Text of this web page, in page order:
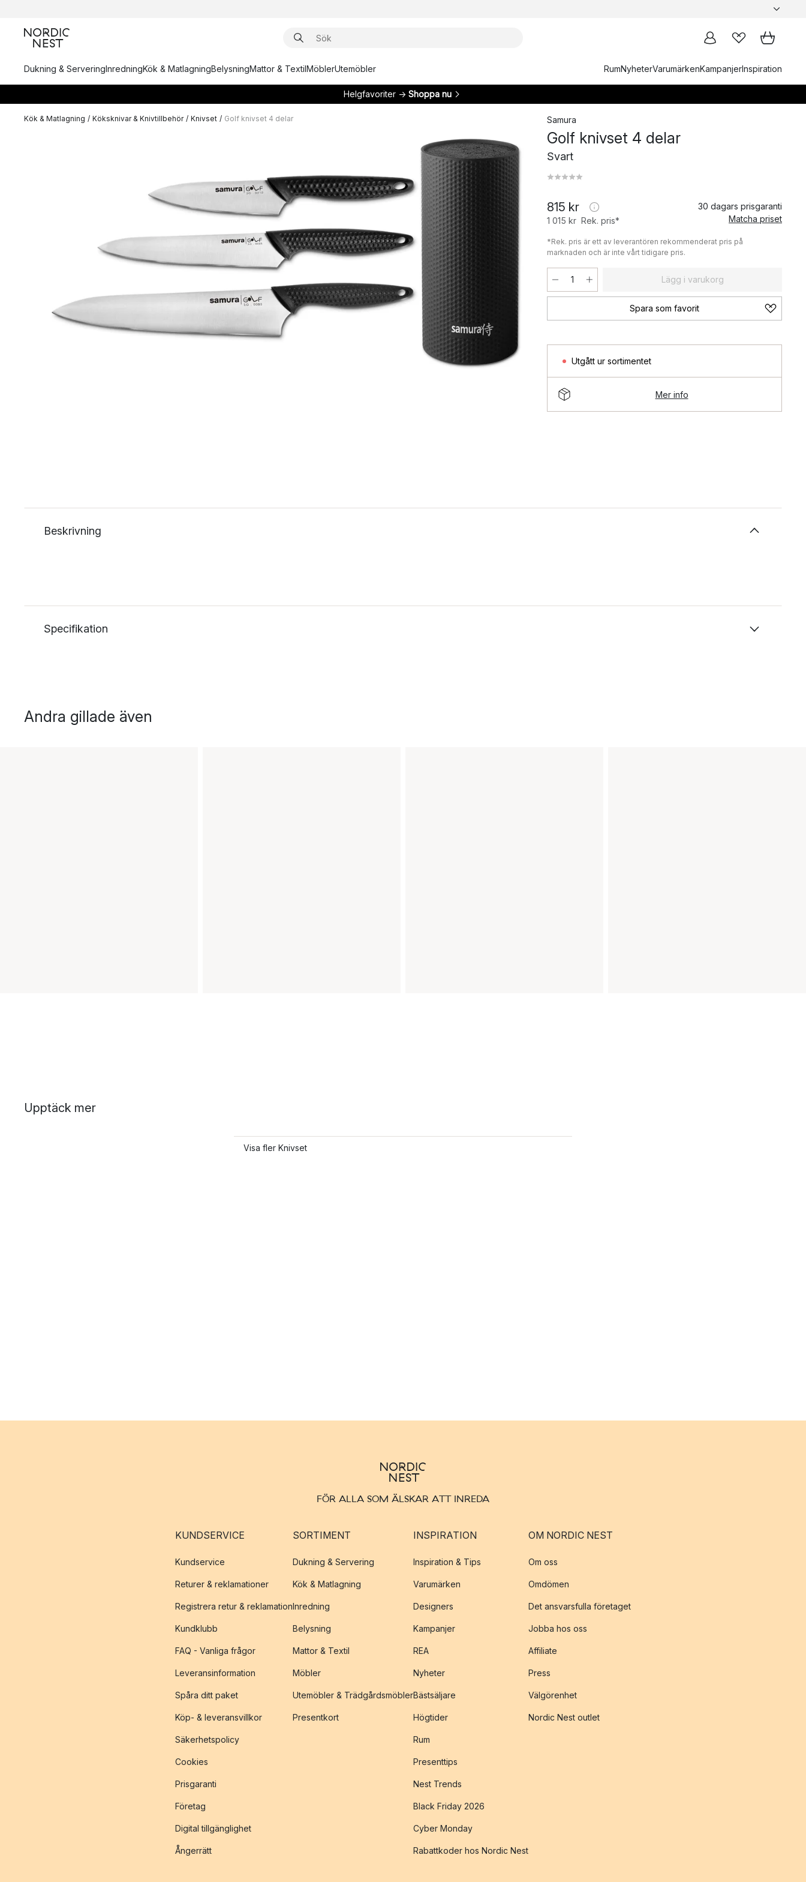
Dukning & ServeringInredningKök & MatlagningBelysningMattor & TextilMöblerUtemöbler RumNyheterVarumärkenKampanjerInspiration
Helgfavoriter → Shoppa nu
Kök & Matlagning / Köksknivar & Knivtillbehör / Knivset / Golf knivset 4 delar Samura
Golf knivset 4 delar
Svart
815 kr
1 015 kr Rek. pris*
30 dagars prisgaranti
Matcha priset
*Rek. pris är ett av leverantören rekommenderat pris på
marknaden och är inte vårt tidigare pris.
Lägg i varukorg
Spara som favorit
Utgått ur sortimentet
Mer info
Beskrivning
Specifikation
Andra gillade även
Upptäck mer
Visa fler Knivset
FÖR ALLA SOM ÄLSKAR ATT INREDA
KUNDSERVICE
Kundservice
Returer & reklamationer
Registrera retur & reklamation
Kundklubb
FAQ - Vanliga frågor
Leveransinformation
Spåra ditt paket
Köp- & leveransvillkor
Säkerhetspolicy
Cookies
Prisgaranti
Företag
Digital tillgänglighet
Ångerrätt
SORTIMENT
Dukning & Servering
Kök & Matlagning
Inredning
Belysning
Mattor & Textil
Möbler
Utemöbler & Trädgårdsmöbler
Presentkort
INSPIRATION
Inspiration & Tips
Varumärken
Designers
Kampanjer
REA
Nyheter
Bästsäljare
Högtider
Rum
Presenttips
Nest Trends
Black Friday 2026
Cyber Monday
Rabattkoder hos Nordic Nest
OM NORDIC NEST
Om oss
Omdömen
Det ansvarsfulla företaget
Jobba hos oss
Affiliate
Press
Välgörenhet
Nordic Nest outlet